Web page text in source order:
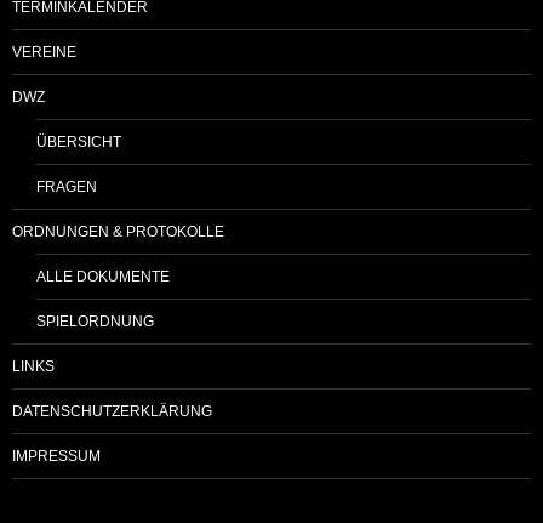
TERMINKALENDER
VEREINE
DWZ
ÜBERSICHT
FRAGEN
ORDNUNGEN & PROTOKOLLE
ALLE DOKUMENTE
SPIELORDNUNG
LINKS
DATENSCHUTZERKLÄRUNG
IMPRESSUM